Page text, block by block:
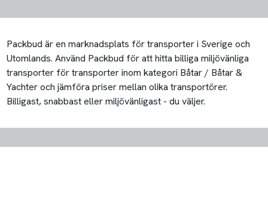
Packbud är en marknadsplats för transporter i Sverige och
Utomlands. Använd Packbud för att hitta billiga miljövänliga
transporter för transporter inom kategori Båtar / Båtar &
Yachter och jämföra priser mellan olika transportörer.
Billigast, snabbast eller miljövänligast - du väljer.